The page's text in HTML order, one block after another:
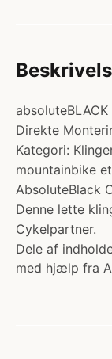
Direkte
Kategori:
mountainbike
AbsoluteBlack
Denne lette
Cykelpartner.
Dele af
med hjælp fra